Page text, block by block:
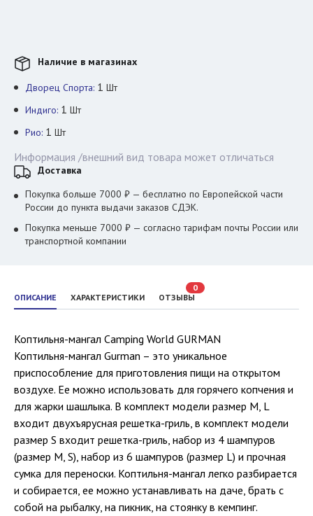
ОПИСАНИЕ ХАРАКТЕРИСТИКИ ОТЗЫВЫ
0
Коптильня-мангал Camping World GURMAN
Коптильня-мангал Gurman – это уникальное
приспособление для приготовления пищи на открытом
воздухе. Ее можно использовать для горячего копчения и
для жарки шашлыка. В комплект модели размер M, L
входит двухъярусная решетка-гриль, в комплект модели
размер S входит решетка-гриль, набор из 4 шампуров
(размер M, S), набор из 6 шампуров (размер L) и прочная
сумка для переноски. Коптильня-мангал легко разбирается
и собирается, ее можно устанавливать на даче, брать с
собой на рыбалку, на пикник, на стоянку в кемпинг.
Наличие в магазинах
Дворец Спорта: 1 Шт
Индиго: 1 Шт
Рио: 1 Шт
Информация /внешний вид товара может отличаться
Доставка
Покупка больше 7000 ₽ — бесплатно по Европейской части
России до пункта выдачи заказов СДЭК.
Покупка меньше 7000 ₽ — согласно тарифам почты России или
транспортной компании